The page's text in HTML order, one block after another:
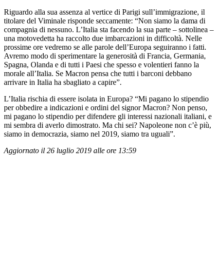
Riguardo alla sua assenza al vertice di Parigi sull’immigrazione, il
titolare del Viminale risponde seccamente: “Non siamo la dama di
compagnia di nessuno. L’Italia sta facendo la sua parte – sottolinea –
una motovedetta ha raccolto due imbarcazioni in difficoltà. Nelle
prossime ore vedremo se alle parole dell’Europa seguiranno i fatti.
Avremo modo di sperimentare la generosità di Francia, Germania,
Spagna, Olanda e di tutti i Paesi che spesso e volentieri fanno la
morale all’Italia. Se Macron pensa che tutti i barconi debbano
arrivare in Italia ha sbagliato a capire”.
L’Italia rischia di essere isolata in Europa? “Mi pagano lo stipendio
per obbedire a indicazioni e ordini del signor Macron? Non penso,
mi pagano lo stipendio per difendere gli interessi nazionali italiani, e
mi sembra di averlo dimostrato. Ma chi sei? Napoleone non c’è più,
siamo in democrazia, siamo nel 2019, siamo tra uguali”.
Aggiornato il 26 luglio 2019 alle ore 13:59